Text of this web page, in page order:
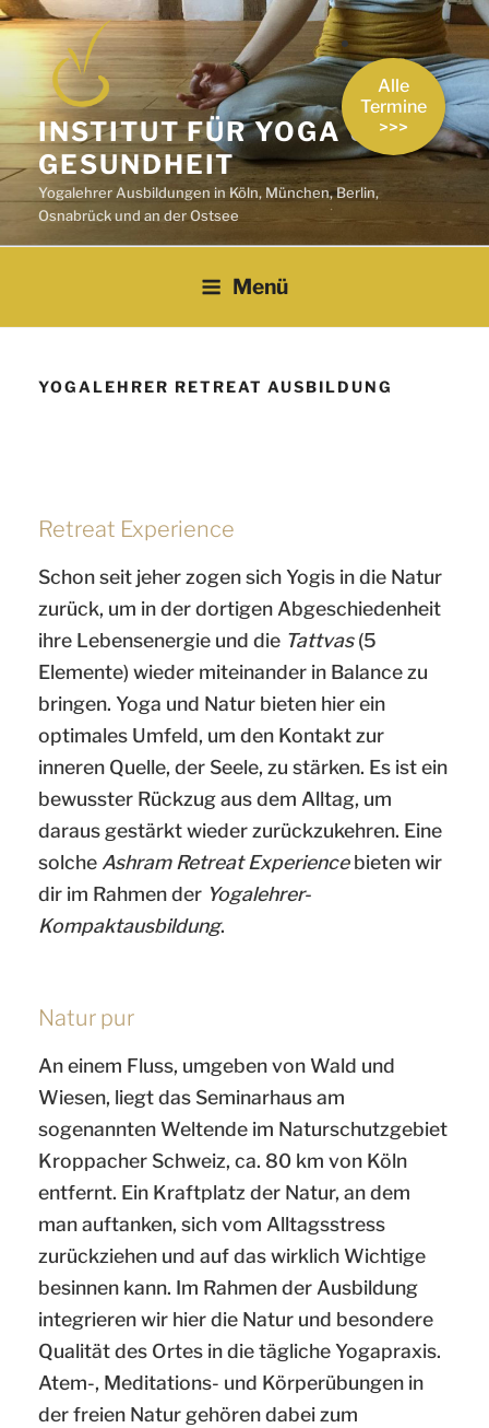
Zum
springen
INSTITUT FÜR YOGA UND
GESUNDHEIT
Yogalehrer Ausbildungen in Köln, München, Berlin,
Osnabrück und an der Ostsee
Menü
YOGALEHRER RETREAT AUSBILDUNG
Retreat Experience
Schon seit jeher zogen sich Yogis in die Natur
zurück, um in der dortigen Abgeschiedenheit
ihre Lebensenergie und die Tattvas(5
Elemente) wieder miteinander in Balance zu
bringen. Yoga und Natur bieten hier ein
optimales Umfeld, um den Kontakt zur
inneren Quelle, der Seele, zu stärken. Es ist ein
bewusster Rückzug aus dem Alltag, um
daraus gestärkt wieder zurückzukehren. Eine
solche Ashram Retreat Experiencebieten wir
dir im Rahmen der Yogalehrer-
Kompaktausbildung.
Natur pur
An einem Fluss, umgeben von Wald und
Wiesen, liegt das Seminarhaus am
sogenannten Weltende im Naturschutzgebiet
Kroppacher Schweiz, ca. 80 km von Köln
entfernt. Ein Kraftplatz der Natur, an dem
man auftanken, sich vom Alltagsstress
zurückziehen und auf das wirklich Wichtige
besinnen kann. Im Rahmen der Ausbildung
integrieren wir hier die Natur und besondere
Qualität des Ortes in die tägliche Yogapraxis.
Atem-, Meditations- und Körperübungen in
der freien Natur gehören dabei zum
Alle
Termine
>>>